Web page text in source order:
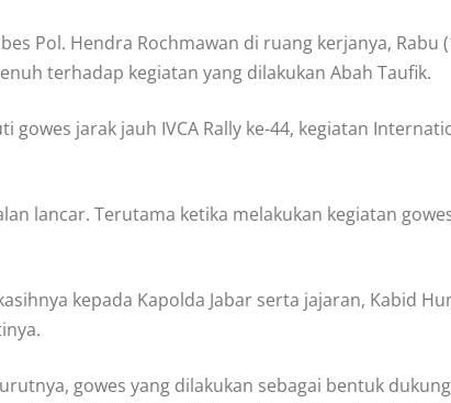
Pol. Hendra Rochmawan di ruang kerjanya,
terhadap kegiatan yang dilakukan Abah Taufik.
gowes jarak jauh IVCA Rally ke-44, kegiatan
lancar. Terutama ketika melakukan kegiatan
kepada Kapolda Jabar serta jajaran, Kabid
gowes yang dilakukan sebagai bentuk